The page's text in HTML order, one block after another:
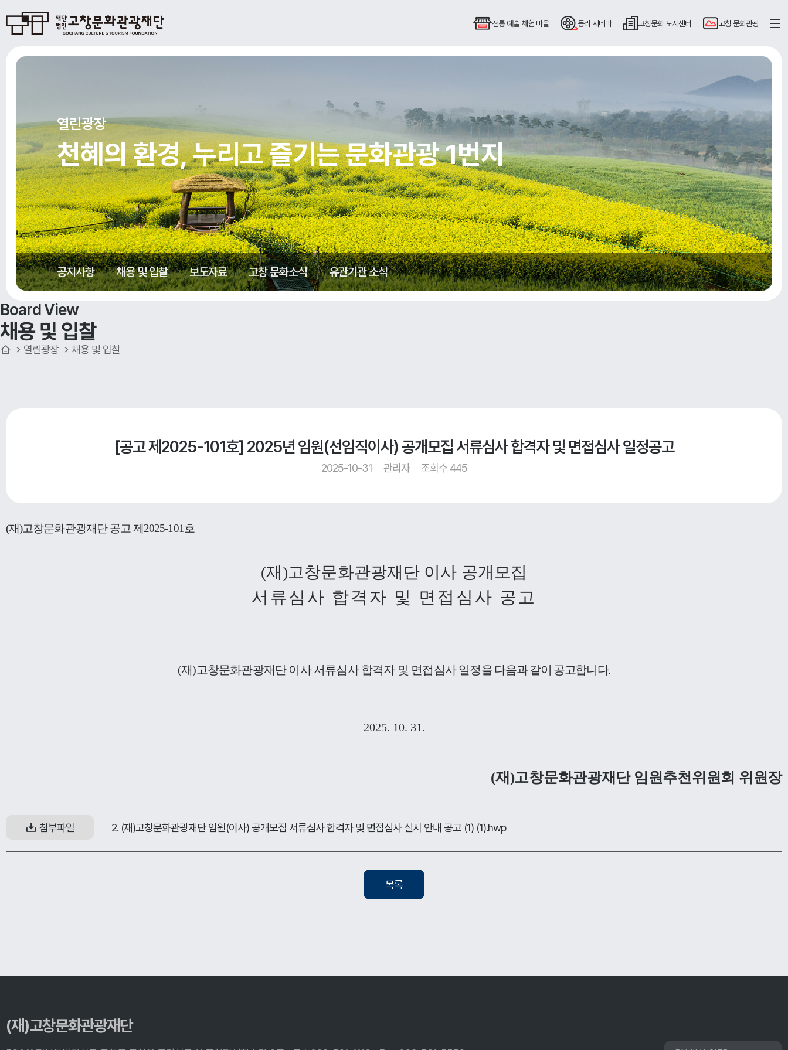
전통 예술체험 마을 동리 시네마 고창문화도시센터 고창문화관광
열린광장
천혜의 환경, 누리고 즐기는 문화관광 1번지
공지사항 채용 및 입찰 보도자료 고창 문화소식 유관기관 소식
Board View
채용 및 입찰
열린광장 채용 및 입찰
[공고 제2025-101호] 2025년 임원(선임직이사) 공개모집 서류심사 합격자 및 면접심사 일정공고
2025-10-31 관리자 조회수 445
(재)고창문화관광재단 공고 제 2025-101 호
(재 )고창문화관광재단 이사 공개모집
서류심사 합격자 및 면접심사 공고
(재)고창문화관광재단 이사 서류심사 합격자 및 면접심사 일정을다음과 같이 공고합니다.
2025. 10. 31.
(재)고창문화관광재단 임원추천위원회 위원장
첨부파일 2. (재)고창문화관광재단 임원(이사) 공개모집 서류심사 합격자 및 면접심사 실시 안내 공고 (1) (1).hwp
목록
(재)고창문화관광재단